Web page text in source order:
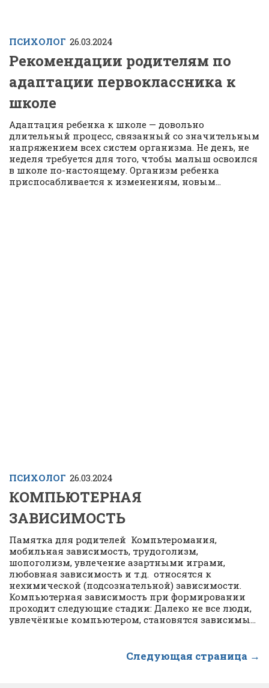
ПСИХОЛОГ 26.03.2024
Рекомендации родителям по
адаптации первоклассника к
школе
Адаптация ребенка к школе — довольно
длительный процесс, связанный со значительным
напряжением всех систем организма. Не день, не
неделя требуется для того, чтобы малыш освоился
в школе по-настоящему. Организм ребенка
приспосабливается к изменениям, новым...
ПСИХОЛОГ 26.03.2024
КОМПЬЮТЕРНАЯ
ЗАВИСИМОСТЬ
Памятка для родителей Компьтеромания,
мобильная зависимость, трудоголизм,
шопоголизм, увлечение азартными играми,
любовная зависимость и т.д. относятся к
нехимической (подсознательной) зависимости.
Компьютерная зависимость при формировании
проходит следующие стадии: Далеко не все люди,
увлечённые компьютером, становятся зависимы...
Следующая страница →